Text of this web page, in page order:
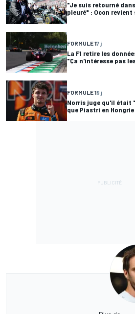
"Je suis retourné
pleuré" : Ocon revient
FORMULE 17 j
La F1 retire les
"Ça n'intéresse pas
FORMULE 19 j
Norris juge qu'il était
que Piastri en Hongrie